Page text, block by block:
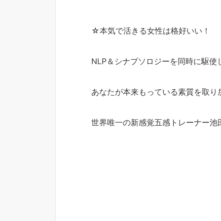
☆本気で活きる女性は格好いい！
NLP＆シナプソロジーを同時に駆使
あなたが本来もっている素質を取り
世界唯一の新感覚五感トレーナー池